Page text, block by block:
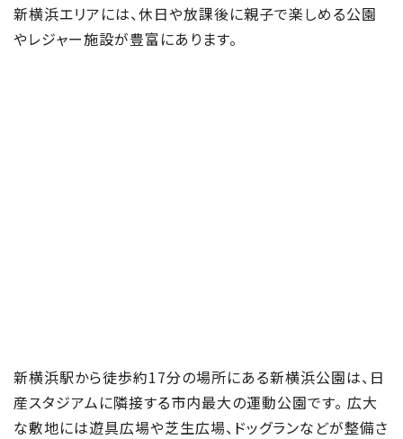
新横浜エリアには、休日や放課後に親子で楽しめる公園
やレジャー施設が豊富にあります。
新横浜駅から徒歩約17分の場所にある新横浜公園は、日
産スタジアムに隣接する市内最大の運動公園です。 広大
な敷地には遊具広場や芝生広場、ドッグランなどが整備さ